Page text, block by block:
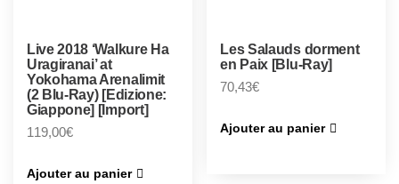
Live 2018 ‘Walkure Ha
Uragiranai’ at
Yokohama Arenalimit
(2 Blu-Ray) [Edizione:
Giappone] [Import]
119,00€
Ajouter au panier
Les Salauds dorment
en Paix [Blu-Ray]
70,43€
Ajouter au panier